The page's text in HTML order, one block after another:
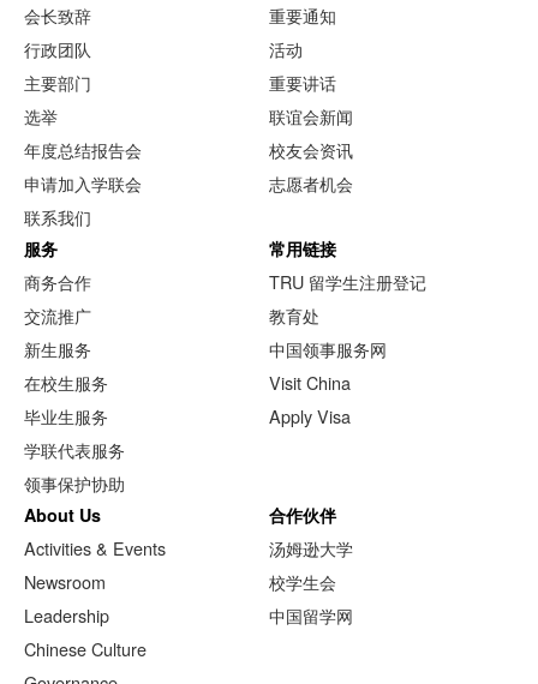
会长致辞
行政团队
主要部门
选举
年度总结报告会
申请加入学联会
联系我们
重要通知
活动
重要讲话
联谊会新闻
校友会资讯
志愿者机会
服务
商务合作
交流推广
新生服务
在校生服务
毕业生服务
学联代表服务
领事保护协助
常用链接
TRU 留学生注册登记
教育处
中国领事服务网
Visit China
Apply Visa
About Us
Activities & Events
Newsroom
Leadership
Chinese Culture
合作伙伴
汤姆逊大学
校学生会
中国留学网